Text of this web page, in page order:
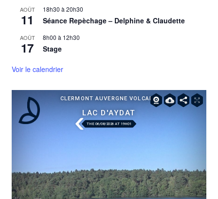
AOÛT
11
18h30 à20h30
Séance Repèchage – Delphine & Claudette
AOÛT
17
8h00 à 12h30
Stage
Voir le calendrier